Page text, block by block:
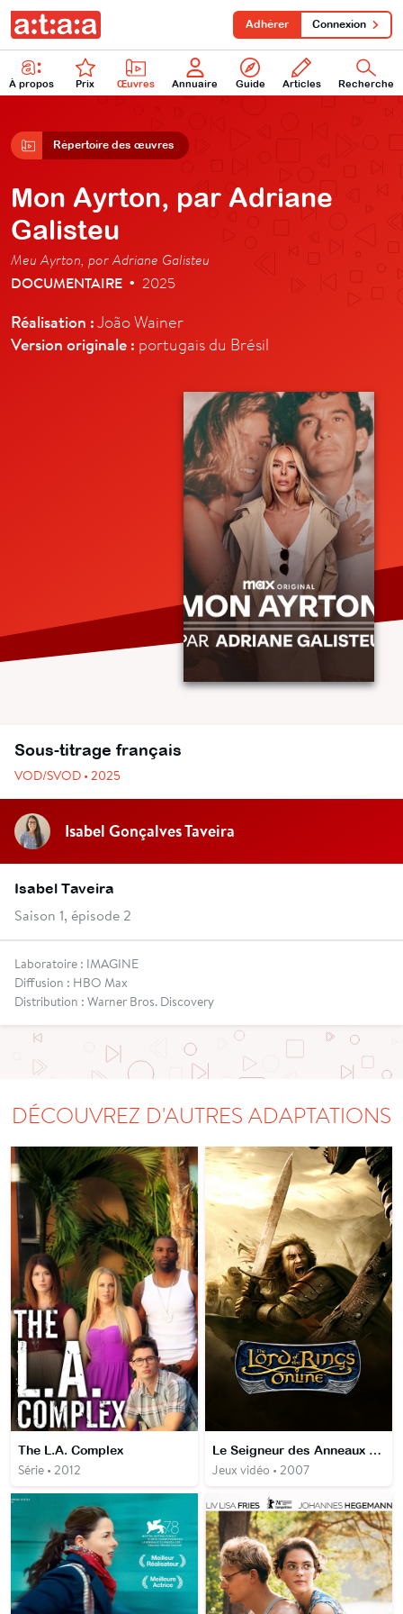
À propos Prix Œuvres Annuaire Guide Articles Recherche
Adhérer Connexion
Répertoire des œuvres
Mon Ayrton, par Adriane
Galisteu
Meu Ayrton, por Adriane Galisteu
DOCUMENTAIRE • 2025
Réalisation :João Wainer
Version originale : portugais du Brésil
Sous-titrage français
VOD/SVOD • 2025
Isabel Gonçalves Taveira
Isabel Taveira
Saison 1, épisode 2
Laboratoire : IMAGINE
Diffusion : HBO Max
Distribution : Warner Bros. Discovery
DÉCOUVREZ D'AUTRES ADAPTATIONS
The L.A. Complex
Série • 2012
Le Seigneur des Anneaux Online
Jeux vidéo • 2007